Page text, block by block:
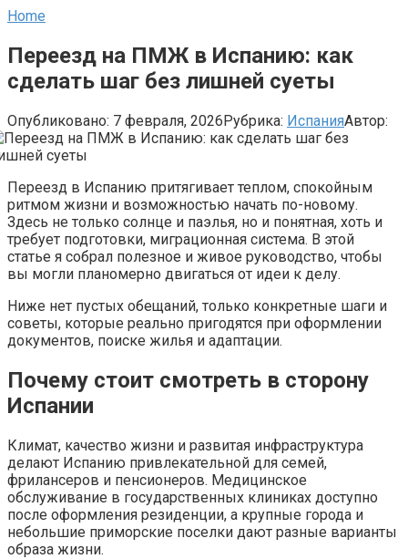
Home
Переезд на ПМЖ в Испанию: как
сделать шаг без лишней суеты
Опубликовано: 7 февраля, 2026Рубрика: ИспанияАвтор:
Переезд в Испанию притягивает теплом, спокойным
ритмом жизни и возможностью начать по-новому.
Здесь не только солнце и паэлья, но и понятная, хоть и
требует подготовки, миграционная система. В этой
статье я собрал полезное и живое руководство, чтобы
вы могли планомерно двигаться от идеи к делу.
Ниже нет пустых обещаний, только конкретные шаги и
советы, которые реально пригодятся при оформлении
документов, поиске жилья и адаптации.
Почему стоит смотреть в сторону
Испании
Климат, качество жизни и развитая инфраструктура
делают Испанию привлекательной для семей,
фрилансеров и пенсионеров. Медицинское
обслуживание в государственных клиниках доступно
после оформления резиденции, а крупные города и
небольшие приморские поселки дают разные варианты
образа жизни.